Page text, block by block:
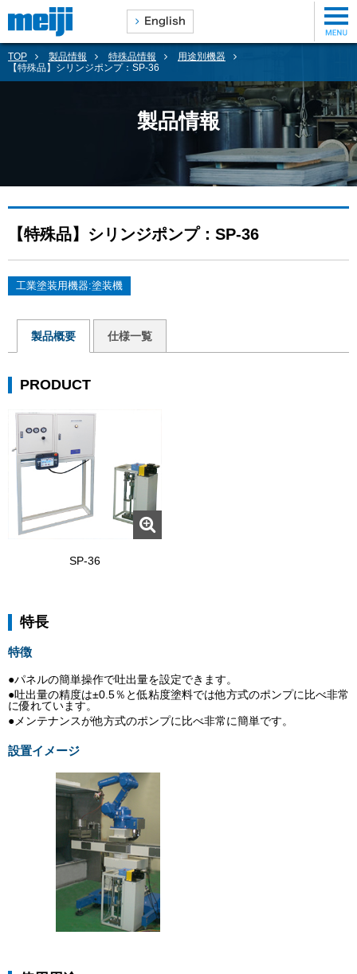
TOP 製品情報 特殊品情報
用途別機器
【特殊品】シリンジポンプ：SP-36
製品情報
【特殊品】シリンジポンプ：SP-36
工業塗装用機器:塗装機
製品概要 仕様一覧
PRODUCT
SP-36
特長
特徴
●パネルの簡単操作で吐出量を設定できます。
●吐出量の精度は±0.5％と低粘度塗料では他方式のポンプに比べ非常
に優れています。
●メンテナンスが他方式のポンプに比べ非常に簡単です。
設置イメージ